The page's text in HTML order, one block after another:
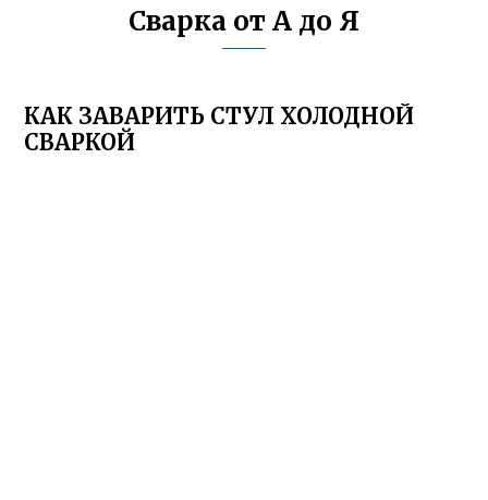
Сварка от А до Я
КАК ЗАВАРИТЬ СТУЛ ХОЛОДНОЙ
СВАРКОЙ